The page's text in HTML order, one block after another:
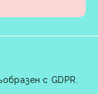
с GDPR.